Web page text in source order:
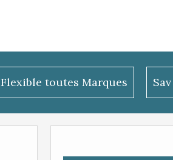
Flexible toutes Marques Sav